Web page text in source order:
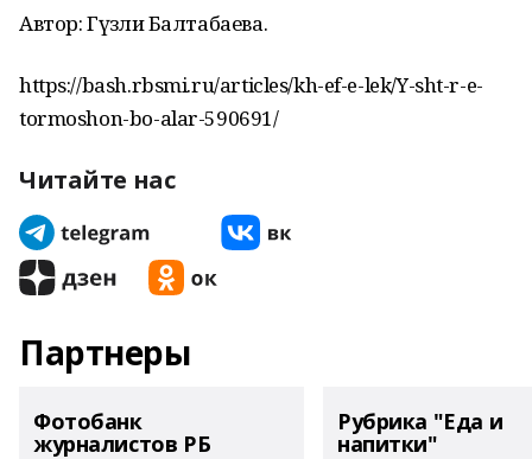
Автор: Гүзәлиә Балтабаева.
https://bash.rbsmi.ru/articles/kh-ef-e-lek/Y-sht-r-e-
tormoshon-bo-alar-590691/
Читайте нас
Партнеры
Фотобанк
журналистов РБ
Рубрика "Еда и
напитки"